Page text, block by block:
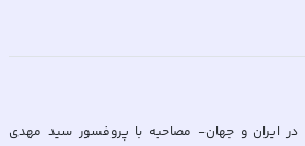
ایران و جهان- مصاحبه با پروفسور سید مهدی